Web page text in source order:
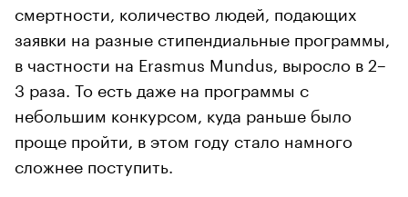
смертности, количество людей, подающих
заявки на разные стипендиальные программы,
в частности на Erasmus Mundus, выросло в 2–
3 раза. То есть даже на программы с
небольшим конкурсом, куда раньше было
проще пройти, в этом году стало намного
сложнее поступить.